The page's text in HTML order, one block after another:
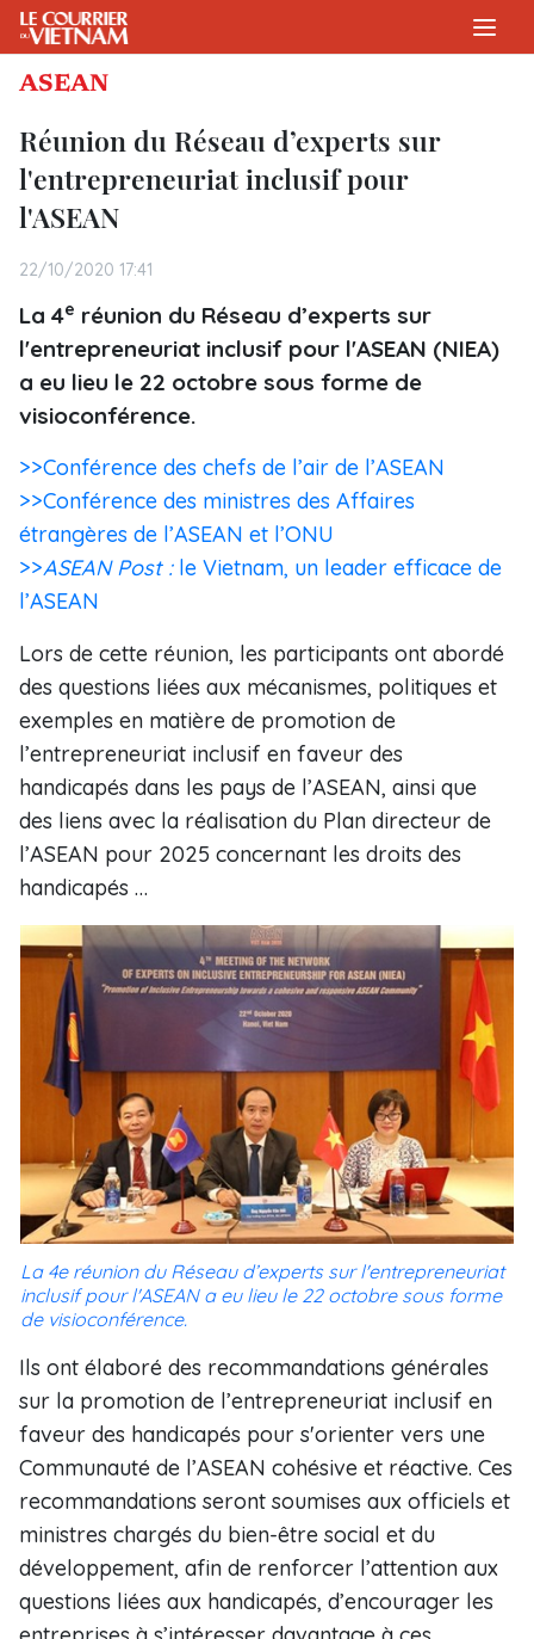
ASEAN
Réunion du Réseau d’experts sur
l'entrepreneuriat inclusif pour
l'ASEAN
22/10/2020 17:41
La 4e réunion du Réseau d’experts sur
l'entrepreneuriat inclusif pour l'ASEAN (NIEA)
a eu lieu le 22 octobre sous forme de
visioconférence.
>>Conférence des chefs de l’air de l’ASEAN
>>Conférence des ministres des Affaires
étrangères de l’ASEAN et l’ONU
>>ASEAN Post : le Vietnam, un leader efficace de
l’ASEAN
Lors de cette réunion, les participants ont abordé
des questions liées aux mécanismes, politiques et
exemples en matière de promotion de
l’entrepreneuriat inclusif en faveur des
handicapés dans les pays de l’ASEAN, ainsi que
des liens avec la réalisation du Plan directeur de
l’ASEAN pour 2025 concernant les droits des
handicapés …
La 4e réunion du Réseau d’experts sur l'entrepreneuriat
inclusif pour l'ASEAN a eu lieu le 22 octobre sous forme
de visioconférence.
Ils ont élaboré des recommandations générales
sur la promotion de l’entrepreneuriat inclusif en
faveur des handicapés pour s'orienter vers une
Communauté de l’ASEAN cohésive et réactive. Ces
recommandations seront soumises aux officiels et
ministres chargés du bien-être social et du
développement, afin de renforcer l’attention aux
questions liées aux handicapés, d’encourager les